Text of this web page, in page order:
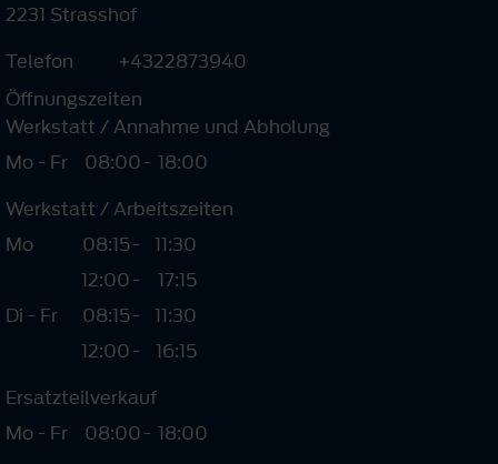
2231 Strasshof
Telefon
+4322873940
Öffnungszeiten
Werkstatt / Annahme und Abholung
Mo - Fr
08:00- 18:00
Werkstatt / Arbeitszeiten
Mo
08:15
12:00
-
-
11:30
17:15
Di - Fr
08:15
12:00
-
-
11:30
16:15
Ersatzteilverkauf
Mo - Fr
08:00- 18:00